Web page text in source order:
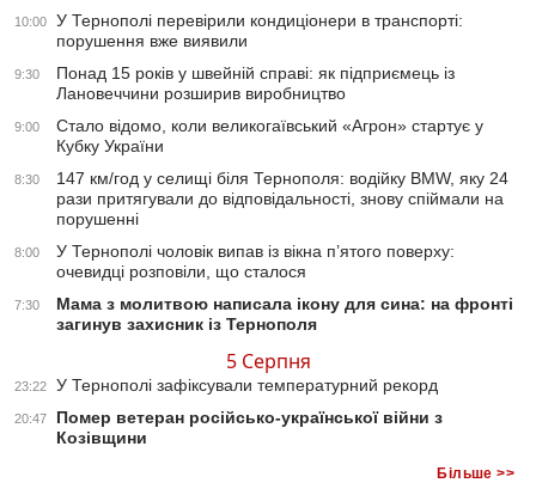
10:00
У Тернополі перевірили кондиціонери в транспорті:
порушення вже виявили
9:30
Понад 15 років у швейній справі: як підприємець із
Лановеччини розширив виробництво
9:00
Стало відомо, коли великогаївський «Агрон» стартує у
Кубку України
8:30
147 км/год у селищі біля Тернополя: водійку BMW, яку 24
рази притягували до відповідальності, знову спіймали на
порушенні
8:00
У Тернополі чоловік випав із вікна п’ятого поверху:
очевидці розповіли, що сталося
7:30
Мама з молитвою написала ікону для сина: на фронті
загинув захисник із Тернополя
5 Серпня
23:22 У Тернополі зафіксували температурний рекорд
20:47
Помер ветеран російсько-української війни з
Козівщини
Більше >>